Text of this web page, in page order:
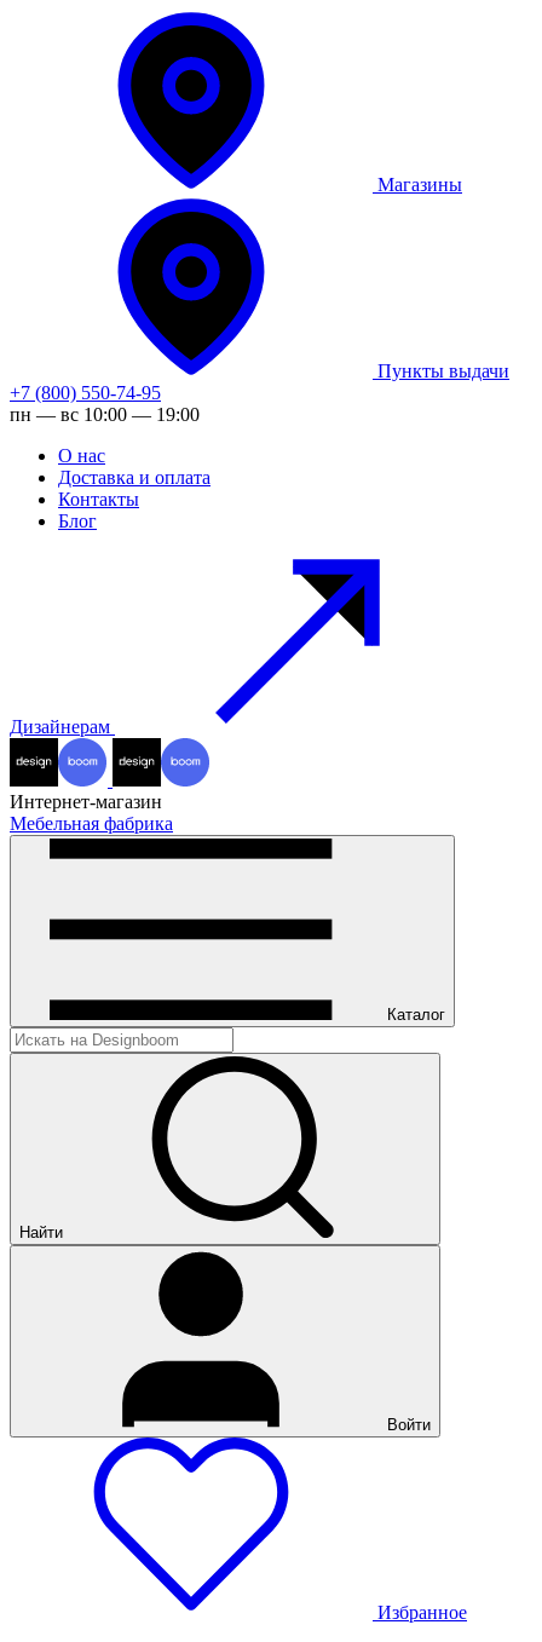
Магазины
Пункты выдачи
+7 (800) 550-74-95
пн — вс 10:00 — 19:00
О нас
Доставка и оплата
Контакты
Блог
Дизайнерам
Интернет-магазин
Мебельная фабрика
Каталог
Найти
Войти
Избранное